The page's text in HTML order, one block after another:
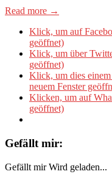
Read more →
Klick, um auf
geöffnet)
Klick, um über
geöffnet)
Klick, um dies
neuem Fenster
Klicken, um auf
geöffnet)
Gefällt mir:
Gefällt mir Wird geladen...